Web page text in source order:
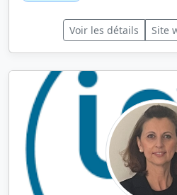
Voir les détails Site